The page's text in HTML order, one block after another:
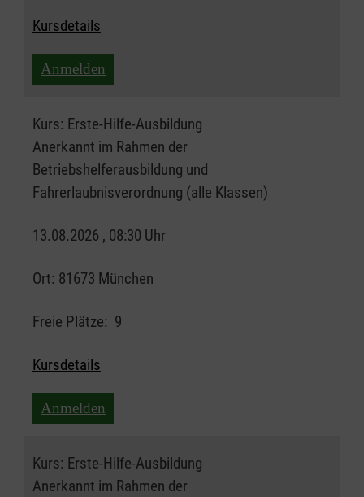
Kursdetails
Anmelden
Kurs: Erste-Hilfe-Ausbildung
Anerkannt im Rahmen der
Betriebshelferausbildung und
Fahrerlaubnisverordnung (alle Klassen)
13.08.2026 , 08:30 Uhr
Ort: 81673 München
Freie Plätze: 9
Kursdetails
Anmelden
Kurs: Erste-Hilfe-Ausbildung
Anerkannt im Rahmen der